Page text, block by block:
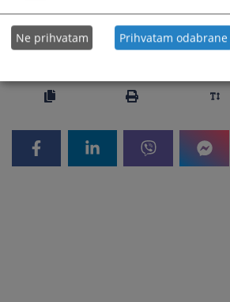
2408PREGLEDA
Ne prihvatam Prihvatam odabrane